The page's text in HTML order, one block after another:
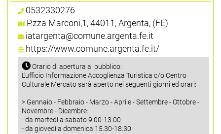
0532330276
P.zza Marconi,1, 44011, Argenta, (FE)
iatargenta@comune.argenta.fe.it
https://www.comune.argenta.fe.it/
Orario di apertura al pubblico:
L'ufficio Informazione Accoglienza Turistica c/o Centro
Culturale Mercato sarà aperto nei seguenti giorni ed orari:
> Gennaio - Febbraio - Marzo - Aprile - Settembre - Ottobre -
Novembre - Dicembre:
- da martedì a sabato 9.00-13.00
- da giovedì a domenica 15.30-18.30